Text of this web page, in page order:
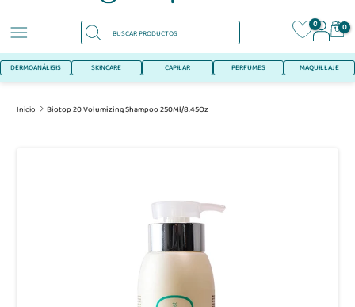
0 0
DERMOANÁLISIS SKINCARE CAPILAR PERFUMES MAQUILLAJE
Inicio Biotop 20 Volumizing Shampoo 250Ml/8.45Oz